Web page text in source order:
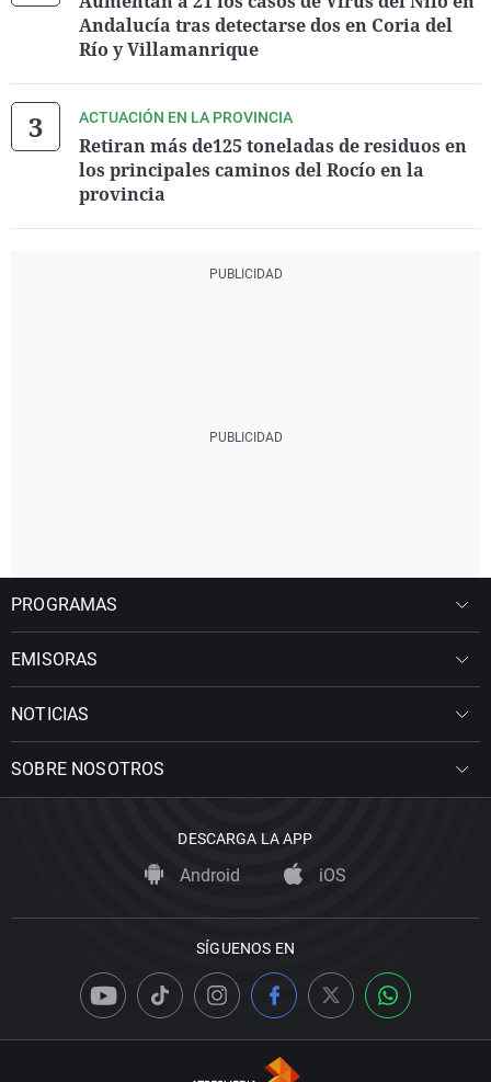
Andalucía tras detectarse dos en Coria del
Río y Villamanrique
ACTUACIÓN EN LA PROVINCIA
Retiran más de125 toneladas de residuos en
los principales caminos del Rocío en la
provincia
PROGRAMAS
EMISORAS
NOTICIAS
SOBRE NOSOTROS
DESCARGA LA APP
Android iOS
SÍGUENOS EN